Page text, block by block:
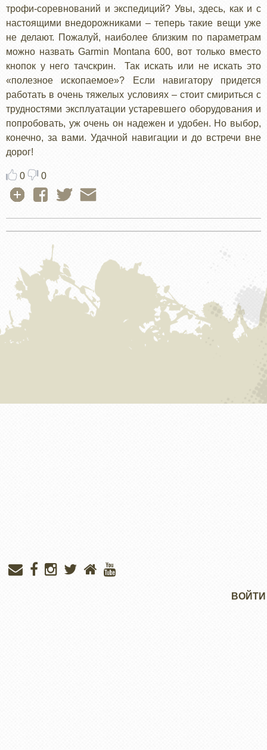
трофи-соревнований и экспедиций? Увы, здесь, как и с
настоящими внедорожниками – теперь такие вещи уже
не делают. Пожалуй, наиболее близким по параметрам
можно назвать Garmin Montana 600, вот только вместо
кнопок у него тачскрин. Так искать или не искать это
«полезное ископаемое»? Если навигатору придется
работать в очень тяжелых условиях – стоит смириться с
трудностями эксплуатации устаревшего оборудования и
попробовать, уж очень он надежен и удобен. Но выбор,
конечно, за вами. Удачной навигации и до встречи вне
дорог!
0 0
ВОЙТИ